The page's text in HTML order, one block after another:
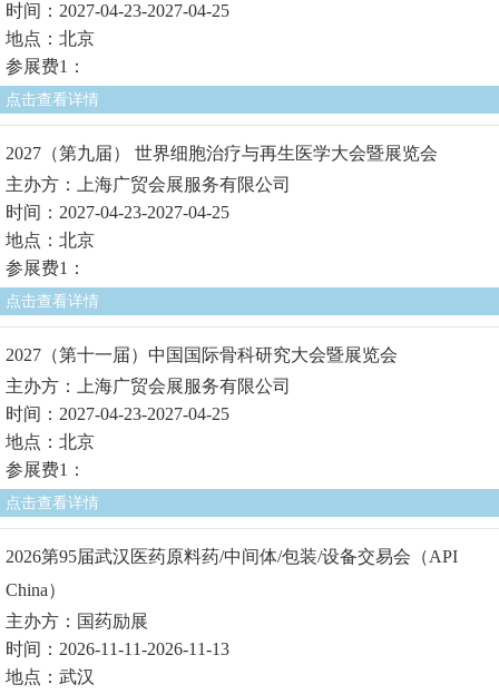
时间：2027-04-23-2027-04-25
地点：北京
参展费1：
点击查看详情
2027（第九届） 世界细胞治疗与再生医学大会暨展览会
主办方：上海广贸会展服务有限公司
时间：2027-04-23-2027-04-25
地点：北京
参展费1：
点击查看详情
2027（第十一届）中国国际骨科研究大会暨展览会
主办方：上海广贸会展服务有限公司
时间：2027-04-23-2027-04-25
地点：北京
参展费1：
点击查看详情
2026第95届武汉医药原料药/中间体/包装/设备交易会（API
China）
主办方：国药励展
时间：2026-11-11-2026-11-13
地点：武汉